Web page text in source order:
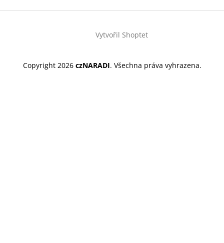
Vytvořil Shoptet
Copyright 2026 czNARADI. Všechna práva vyhrazena.